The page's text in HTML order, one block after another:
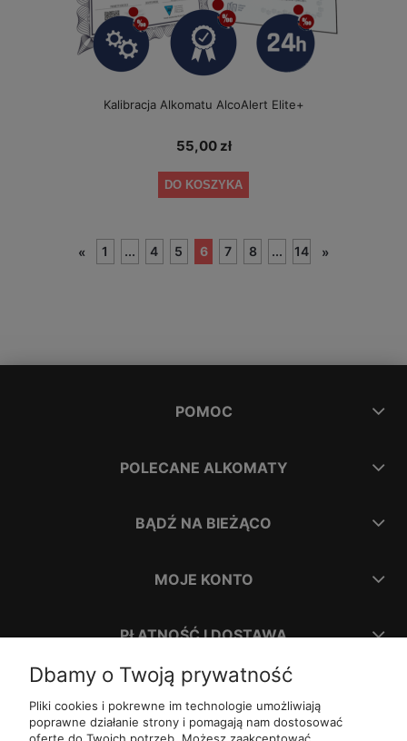
Kalibracja Alkomatu AlcoAlert Elite+
55,00 zł
DO KOSZYKA
« 1 ... 4 5 6 7 8 ... 14 »
POMOC
POLECANE ALKOMATY
BĄDŹ NA BIEŻĄCO
MOJE KONTO
PŁATNOŚĆ I DOSTAWA
INFORMACJE
Dbamy o Twoją prywatność
Pliki cookies i pokrewne im technologie umożliwiają
poprawne działanie strony i pomagają nam dostosować